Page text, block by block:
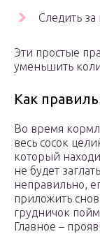
Следить
Эти простые
уменьшить
Как
Во время
весь сосок
который
не будет
неправильно,
приложить
грудничок
Главное –